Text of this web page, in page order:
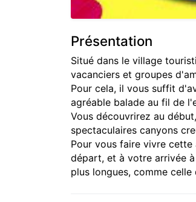
Présentation
Situé dans le village
vacanciers et groupes
Pour cela, il vous suffit
agréable balade au fil de
Vous découvrirez au
spectaculaires canyons
Pour vous faire vivre cette
départ, et à votre arrivée
plus longues, comme